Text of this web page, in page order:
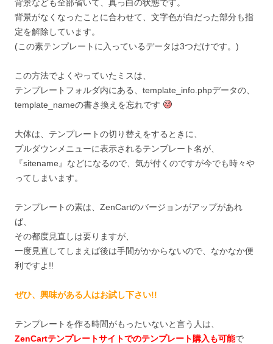
背景なども全部省いて、真っ白の状態です。
背景がなくなったことに合わせて、文字色が白だった部分も指
定を解除しています。
(この素テンプレートに入っているデータは3つだけです。)
この方法でよくやっていたミスは、
テンプレートフォルダ内にある、template_info.phpデータの、
template_nameの書き換えを忘れです
大体は、テンプレートの切り替えをするときに、
プルダウンメニューに表示されるテンプレート名が、
『sitename』などになるので、気が付くのですが今でも時々や
ってしまいます。
テンプレートの素は、ZenCartのバージョンがアップがあれ
ば、
その都度見直しは要りますが、
一度見直してしまえば後は手間がかからないので、なかなか便
利ですよ!!
ぜひ、興味がある人はお試し下さい!!
テンプレートを作る時間がもったいないと言う人は、
ZenCartテンプレートサイトでのテンプレート購入も可能で